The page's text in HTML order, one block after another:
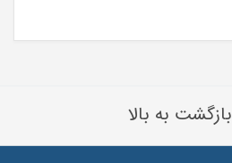
بازگشت به بالا